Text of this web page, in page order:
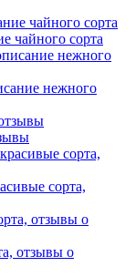
чайного сорта
нежного
сорта,
отзывы о